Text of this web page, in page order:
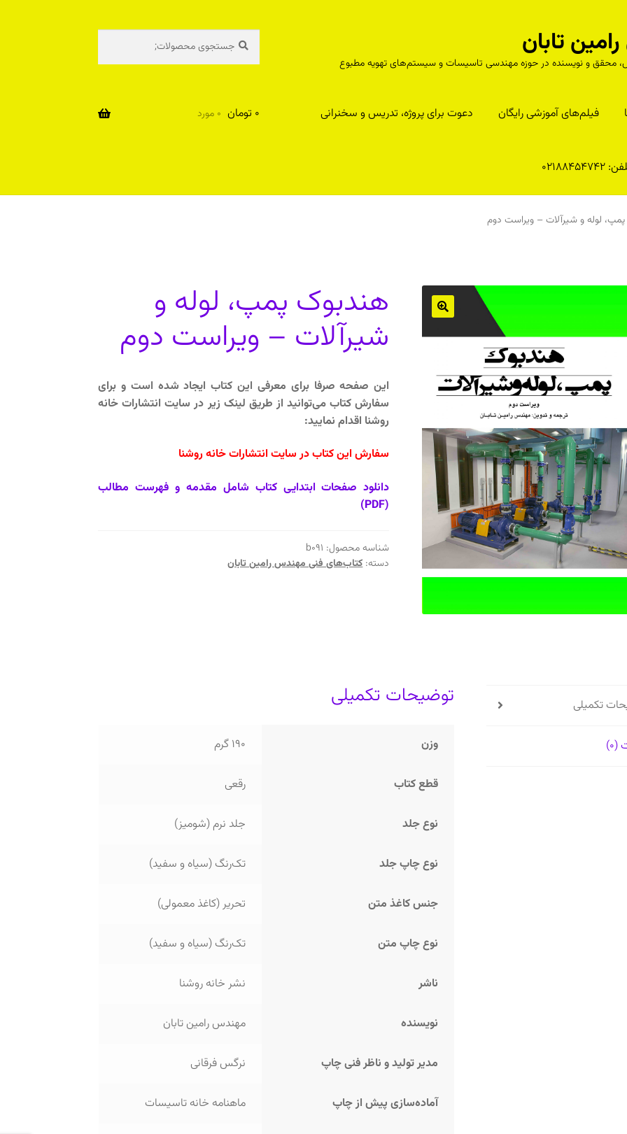
تابان
محقق و نویسنده در حوزه مهندسی تاسیسات و سیستم‌های تهویه مطبوع
برای:
فیلم‌های آموزشی رایگان دعوت برای پروژه، تدریس و سخنرانی
02188454742
0 تومان 0 مورد
لوله و شیرآلات – ویراست دوم
هندبوک پمپ، لوله و
شیرآلات – ویراست دوم
این صفحه صرفا برای معرفی این کتاب ایجاد شده است و برای
سفارش کتاب می‌توانید از طریق لینک زیر در سایت انتشارات خانه
روشنا اقدام نمایید:
سفارش این کتاب در سایت انتشارات خانه روشنا
دانلود صفحات ابتدایی کتاب شامل مقدمه و فهرست مطالب
(PDF)
شناسه محصول: b091
دسته:کتاب‌های فنی مهندس رامین تابان
تکمیلی توضیحات تکمیلی
وزن 190 گرم
قطع کتاب رقعی
نوع جلد جلد نرم (شومیز)
نوع چاپ جلد تک‌رنگ (سیاه و سفید)
جنس کاغذ متن تحریر (کاغذ معمولی)
نوع چاپ متن تک‌رنگ (سیاه و سفید)
ناشر نشر خانه روشنا
نویسنده مهندس رامین تابان
مدیر تولید و ناظر فنی چاپ نرگس فرقانی
آماده‌سازی پیش از چاپ ماهنامه خانه تاسیسات